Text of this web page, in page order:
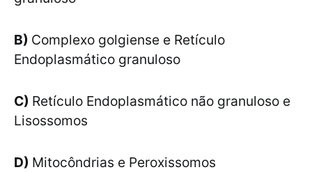
B) Complexo golgiense e Retículo
Endoplasmático granuloso
C) Retículo Endoplasmático não granuloso e
Lisossomos
D) Mitocôndrias e Peroxissomos